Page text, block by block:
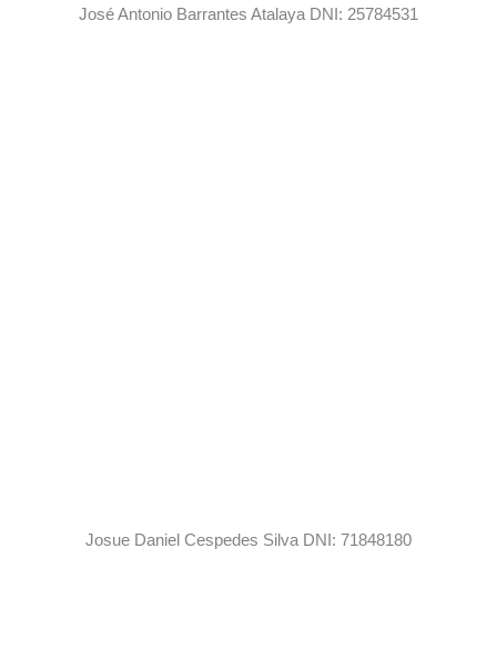
José Antonio Barrantes Atalaya DNI: 25784531
Josue Daniel Cespedes Silva DNI: 71848180